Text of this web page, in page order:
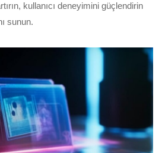
kullanıcı deneyimini güçlendirin
sunun.